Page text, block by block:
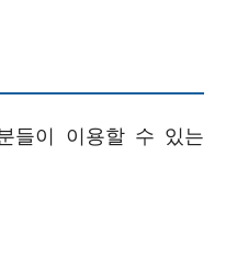
들이 이용할 수 있는